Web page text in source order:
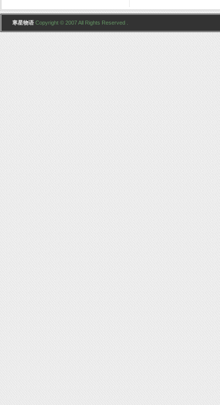
寒星物语 Copyright © 2007 All Rights Reserved .